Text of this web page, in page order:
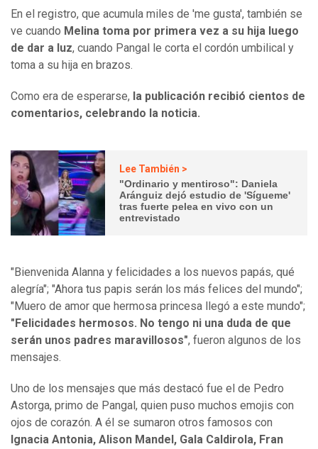
En el registro, que acumula miles de 'me gusta', también se
ve cuando Melina toma por primera vez a su hija luego
de dar a luz, cuando Pangal le corta el cordón umbilical y
toma a su hija en brazos.
Como era de esperarse, la publicación recibió cientos de
comentarios, celebrando la noticia.
Lee También >
"Ordinario y mentiroso": Daniela
Aránguiz dejó estudio de 'Sígueme'
tras fuerte pelea en vivo con un
entrevistado
"Bienvenida Alanna y felicidades a los nuevos papás, qué
alegría"; "Ahora tus papis serán los más felices del mundo";
"Muero de amor que hermosa princesa llegó a este mundo";
"Felicidades hermosos. No tengo ni una duda de que
serán unos padres maravillosos", fueron algunos de los
mensajes.
Uno de los mensajes que más destacó fue el de Pedro
Astorga, primo de Pangal, quien puso muchos emojis con
ojos de corazón. A él se sumaron otros famosos con
Ignacia Antonia, Alison Mandel, Gala Caldirola, Fran